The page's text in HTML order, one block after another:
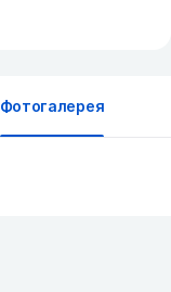
Фотогалерея